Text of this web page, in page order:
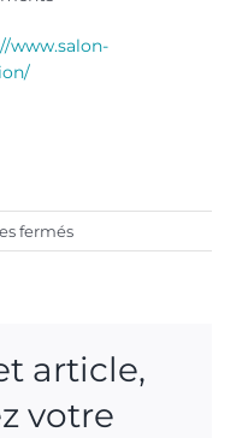
www.salon-
ferméssur
Salon
Gérard
Leborgne
–
article,
votre